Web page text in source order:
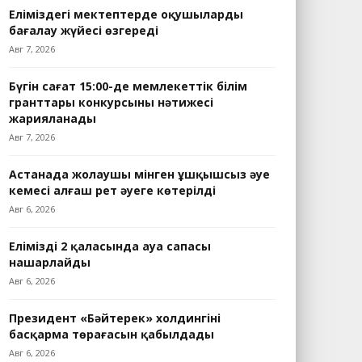
Еліміздегі мектептерде оқушыларды
бағалау жүйесі өзгереді
Авг 7, 2026
Бүгін сағат 15:00-де мемлекеттік білім
гранттары конкурсының нәтижесі
жарияланады
Авг 7, 2026
Астанада жолаушы мінген ұшқышсыз әуе
кемесі алғаш рет әуеге көтерілді
Авг 6, 2026
Еліміздің 2 қаласында ауа сапасы
нашарлайды
Авг 6, 2026
Президент «Бәйтерек» холдингінің
басқарма төрағасын қабылдады
Авг 6, 2026